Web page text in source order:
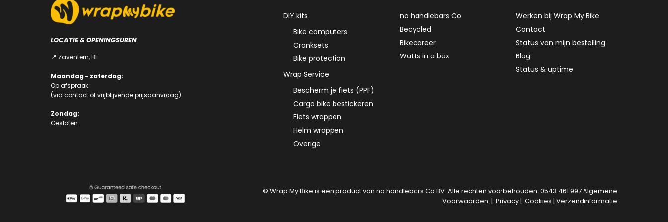
LOCATIE & OPENINGSUREN
📍 Zaventem, BE
Maandag - zaterdag:
Op afspraak
(via contactofvrijblijvende prijsaanvraag)
Zondag:
Gesloten
DIY kits
Bike computers
Cranksets
Bike protection
Wrap Service
Bescherm je fiets (PPF)
Cargo bike bestickeren
Fiets wrappen
Helm wrappen
Overige
no handlebars Co
Becycled
Bikecareer
Watts in a box
Werken bij Wrap My Bike
Contact
Status van mijn bestelling
Blog
Status & uptime
© Wrap My Bike is een product van no handlebars Co BV. Alle rechten voorbehouden. 0543.461.997Algemene
Voorwaarden | Privacy | Cookies | Verzendinformatie